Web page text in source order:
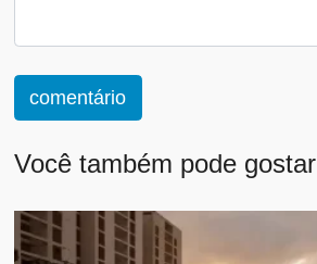
comentário
Você também pode gostar